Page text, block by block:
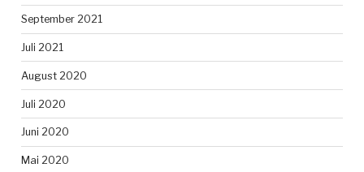
September 2021
Juli 2021
August 2020
Juli 2020
Juni 2020
Mai 2020